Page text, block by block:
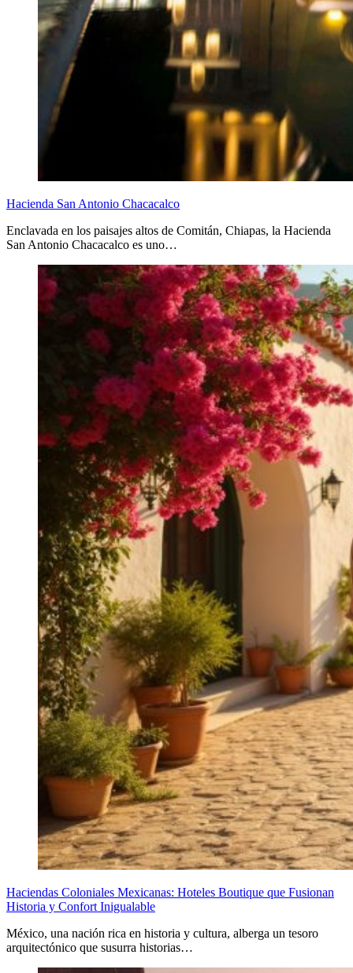
Hacienda San Antonio Chacacalco
Enclavada en los paisajes altos de Comitán, Chiapas, la Hacienda
San Antonio Chacacalco es uno…
Haciendas Coloniales Mexicanas: Hoteles Boutique que Fusionan
Historia y Confort Inigualable
México, una nación rica en historia y cultura, alberga un tesoro
arquitectónico que susurra historias…